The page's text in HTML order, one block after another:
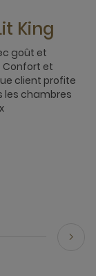
King
goût et
Confort et
client profite
les chambres